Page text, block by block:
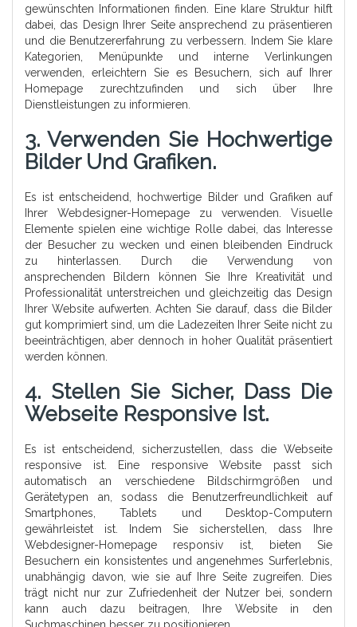
gewünschten Informationen finden. Eine klare Struktur hilft
dabei, das Design Ihrer Seite ansprechend zu präsentieren
und die Benutzererfahrung zu verbessern. Indem Sie klare
Kategorien, Menüpunkte und interne Verlinkungen
verwenden, erleichtern Sie es Besuchern, sich auf Ihrer
Homepage zurechtzufinden und sich über Ihre
Dienstleistungen zu informieren.
3. Verwenden Sie Hochwertige
Bilder Und Grafiken.
Es ist entscheidend, hochwertige Bilder und Grafiken auf
Ihrer Webdesigner-Homepage zu verwenden. Visuelle
Elemente spielen eine wichtige Rolle dabei, das Interesse
der Besucher zu wecken und einen bleibenden Eindruck
zu hinterlassen. Durch die Verwendung von
ansprechenden Bildern können Sie Ihre Kreativität und
Professionalität unterstreichen und gleichzeitig das Design
Ihrer Website aufwerten. Achten Sie darauf, dass die Bilder
gut komprimiert sind, um die Ladezeiten Ihrer Seite nicht zu
beeinträchtigen, aber dennoch in hoher Qualität präsentiert
werden können.
4. Stellen Sie Sicher, Dass Die
Webseite Responsive Ist.
Es ist entscheidend, sicherzustellen, dass die Webseite
responsive ist. Eine responsive Website passt sich
automatisch an verschiedene Bildschirmgrößen und
Gerätetypen an, sodass die Benutzerfreundlichkeit auf
Smartphones, Tablets und Desktop-Computern
gewährleistet ist. Indem Sie sicherstellen, dass Ihre
Webdesigner-Homepage responsiv ist, bieten Sie
Besuchern ein konsistentes und angenehmes Surferlebnis,
unabhängig davon, wie sie auf Ihre Seite zugreifen. Dies
trägt nicht nur zur Zufriedenheit der Nutzer bei, sondern
kann auch dazu beitragen, Ihre Website in den
Suchmaschinen besser zu positionieren.